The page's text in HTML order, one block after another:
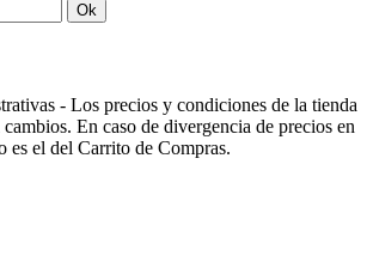
Ok
- Los precios y condiciones de la tienda
En caso de divergencia de precios en
es el del Carrito de Compras.